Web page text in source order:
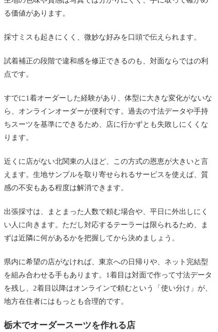
る価値があります。
採寸ミスも起きにくく、微妙な好みを口頭で伝えられます。
試着補正の段階で違和感を修正できるのも、対面ならではの利
点です。
すでに1着オーダーした経験があり、体型に大きな変化がないな
ら、オンラインオーダーが便利です。過去の寸法データや手持
ちスーツを基準にできるため、店に行かずとも失敗しにくくな
ります。
近くに店がない北関東の人ほど、この方式の恩恵が大きいと言
えます。生地サンプルを取り寄せられるサービスを使えば、質
感の不安もある程度は解消できます。
出張採寸は、まとまった人数で頼む場合や、平日に外出しにく
い人に向きます。ただし対応するテーラーは限られるため、ま
ずは近隣に何があるかを把握してから決めましょう。
県内に希望の店がなければ、東京への日帰りや、ネット完結型
を組み合わせる手もあります。1着目は対面で作って寸法データ
を残し、2着目以降はオンラインで頼むという「使い分け」が、
地方在住者にはもっとも合理的です。
栃木でオーダースーツを作れる店